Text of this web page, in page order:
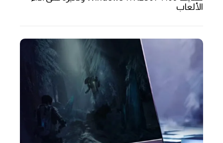
الألعاب